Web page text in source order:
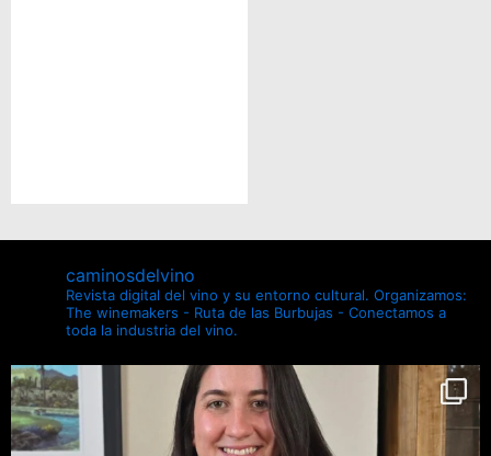
caminosdelvino
Revista digital del vino y su entorno cultural. Organizamos:
The winemakers - Ruta de las Burbujas - Conectamos a
toda la industria del vino.